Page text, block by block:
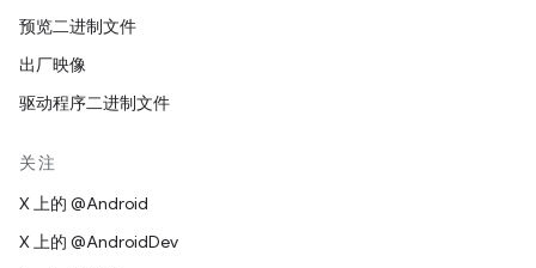
预览二进制文件
出厂映像
驱动程序二进制文件
关注
X 上的 @Android
X 上的 @AndroidDev